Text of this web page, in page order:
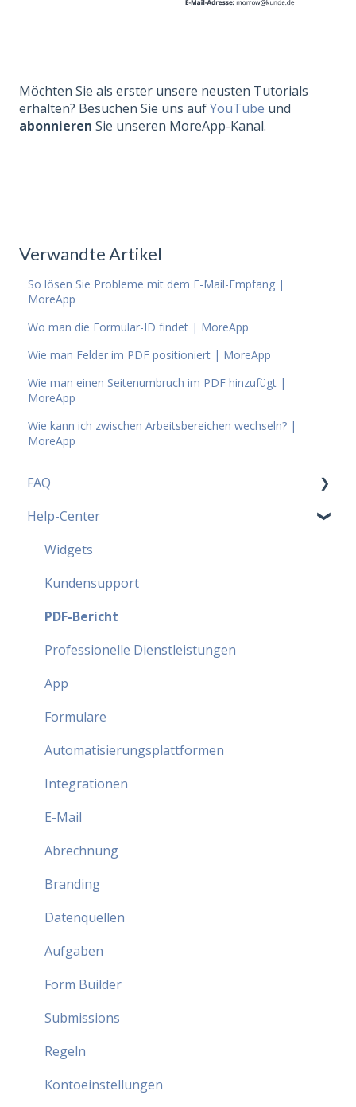
Möchten Sie als erster unsere neusten Tutorials
erhalten? Besuchen Sie uns aufYouTube und
abonnieren Sie unseren MoreApp-Kanal.
Verwandte Artikel
So lösen Sie Probleme mit dem E-Mail-Empfang |
MoreApp
Wo man die Formular-ID findet | MoreApp
Wie man Felder im PDF positioniert | MoreApp
Wie man einen Seitenumbruch im PDF hinzufügt |
MoreApp
Wie kann ich zwischen Arbeitsbereichen wechseln? |
MoreApp
FAQ
MoreApp Pläne - FAQ
Beliebteste FAQ
Sicherheit - FAQ
Partnerprogramm - FAQ
Help-Center
Widgets
Kundensupport
PDF-Bericht
Professionelle Dienstleistungen
App
Formulare
Automatisierungsplattformen
Integrationen
E-Mail
Abrechnung
Branding
Datenquellen
Aufgaben
Form Builder
Submissions
Regeln
Kontoeinstellungen